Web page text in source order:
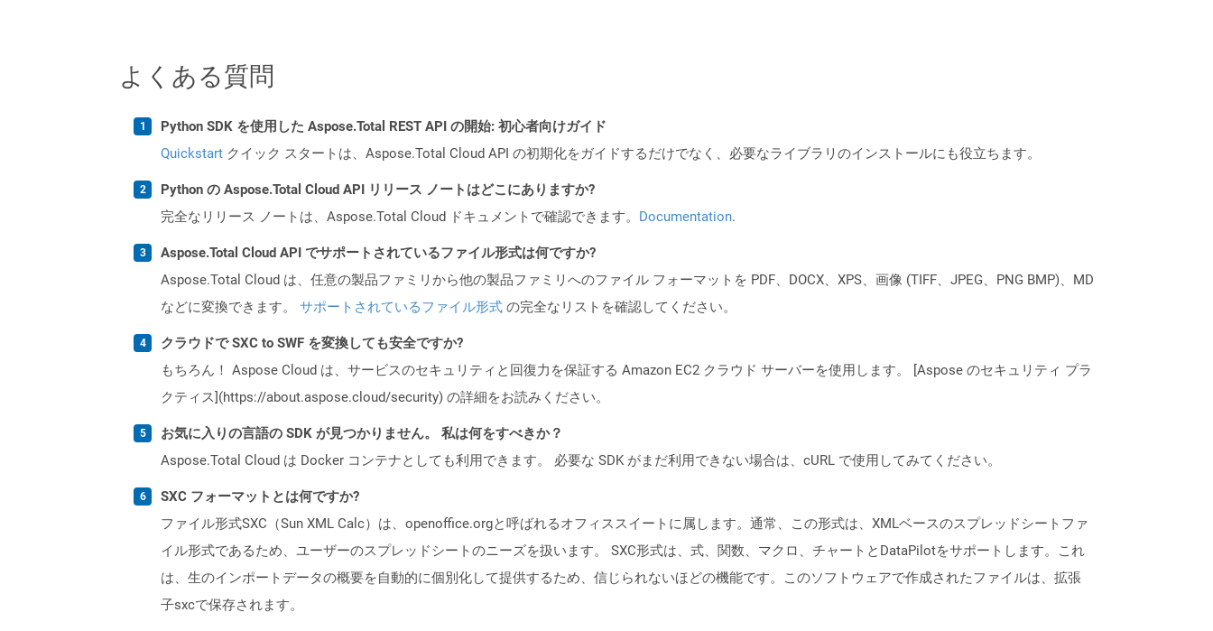
よくある質問
Python SDK を使用した Aspose.Total REST API の開始: 初心者向けガイド
Quickstart クイック スタートは、Aspose.Total Cloud API の初期化をガイドするだけでなく、必要なライブラリのインストールにも役立ちます。
Python の Aspose.Total Cloud API リリース ノートはどこにありますか?
完全なリリース ノートは、Aspose.Total Cloud ドキュメントで確認できます。 Documentation.
Aspose.Total Cloud API でサポートされているファイル形式は何ですか?
Aspose.Total Cloud は、任意の製品ファミリから他の製品ファミリへのファイル フォーマットを PDF、DOCX、XPS、画像 (TIFF、JPEG、PNG BMP)、MD
などに変換できます。 サポートされているファイル形式 の完全なリストを確認してください。
クラウドで SXC to SWF を変換しても安全ですか?
もちろん！ Aspose Cloud は、サービスのセキュリティと回復力を保証する Amazon EC2 クラウド サーバーを使用します。 [Aspose のセキュリティ プラ
クティス](https://about.aspose.cloud/security) の詳細をお読みください。
お気に入りの言語の SDK が見つかりません。 私は何をすべきか？
Aspose.Total Cloud は Docker コンテナとしても利用できます。 必要な SDK がまだ利用できない場合は、cURL で使用してみてください。
SXC フォーマットとは何ですか?
ファイル形式SXC（Sun XML Calc）は、openoffice.orgと呼ばれるオフィススイートに属します。通常、この形式は、XMLベースのスプレッドシートファ
イル形式であるため、ユーザーのスプレッドシートのニーズを扱います。 SXC形式は、式、関数、マクロ、チャートとDataPilotをサポートします。これ
は、生のインポートデータの概要を自動的に個別化して提供するため、信じられないほどの機能です。このソフトウェアで作成されたファイルは、拡張
子sxcで保存されます。